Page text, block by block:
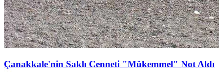
Çanakkale'nin Saklı Cenneti "Mükemmel" Not Aldı